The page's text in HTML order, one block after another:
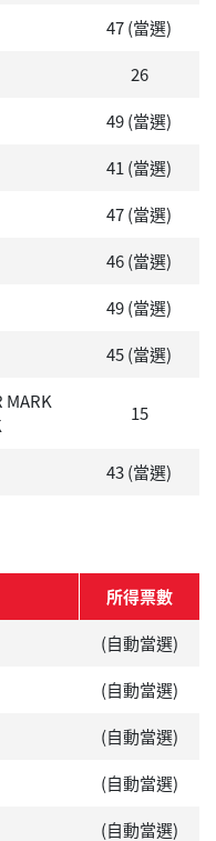
47 (當選)
26
49 (當選)
41 (當選)
47 (當選)
46 (當選)
49 (當選)
45 (當選)
MARK
15
43 (當選)
所得票數
(自動當選)
(自動當選)
(自動當選)
(自動當選)
(自動當選)